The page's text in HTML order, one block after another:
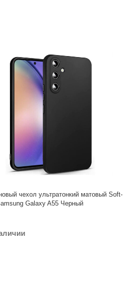
чехол ультратонкий матовый Soft-
Galaxy A55 Черный